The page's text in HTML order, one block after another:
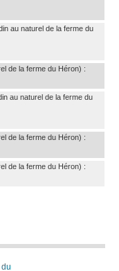
au naturel de la ferme du
de la ferme du Héron) :
au naturel de la ferme du
de la ferme du Héron) :
de la ferme du Héron) :
du